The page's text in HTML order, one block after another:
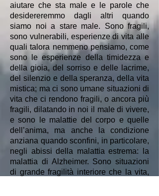
aiutare che sta male e le parole che
desidereremmo dagli altri quando
siamo noi a stare male. Sono fragili,
sono vulnerabili, esperienze di vita alle
quali talora nemmeno pensiamo, come
sono le esperienze della timidezza e
della gioia, del sorriso e delle lacrime,
del silenzio e della speranza, della vita
mistica; ma ci sono umane situazioni di
vita che ci rendono fragili, o ancora più
fragili, dilatando in noi il male di vivere,
e sono le malattie del corpo e quelle
dell’anima, ma anche la condizione
anziana quando sconfini, in particolare,
negli abissi della malattia estrema: la
malattia di Alzheimer. Sono situazioni
di grande fragilità interiore che la vita,